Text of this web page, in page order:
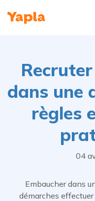
dans une
règles
04
Embaucher dans
démarches